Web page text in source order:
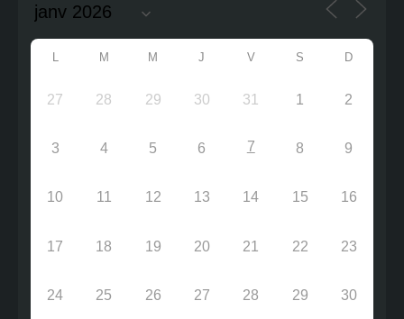
M M J V S D
27 28 29 30 31 1 2
3 4 5 6 7 8 9
10 11 12 13 14 15 16
17 18 19 20 21 22 23
24 25 26 27 28 29 30